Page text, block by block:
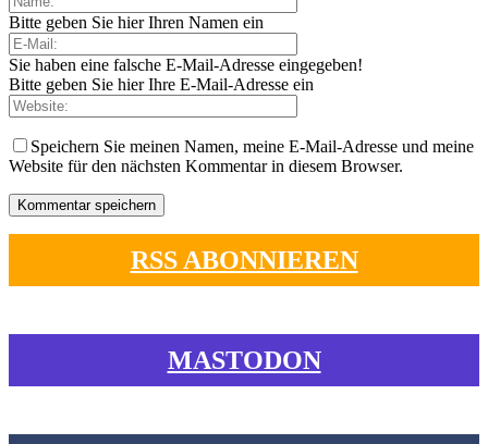
Bitte geben Sie hier Ihren Namen ein
Sie haben eine falsche E-Mail-Adresse eingegeben!
Bitte geben Sie hier Ihre E-Mail-Adresse ein
Speichern Sie meinen Namen, meine E-Mail-Adresse und meine
Website für den nächsten Kommentar in diesem Browser.
RSS ABONNIEREN
MASTODON